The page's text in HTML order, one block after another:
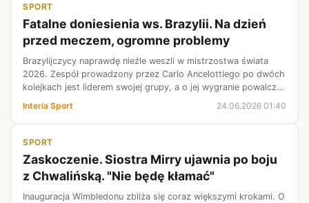
SPORT
Fatalne doniesienia ws. Brazylii. Na dzień
przed meczem, ogromne problemy
Brazylijczycy naprawdę nieźle weszli w mistrzostwa świata
2026. Zespół prowadzony przez Carlo Ancelottiego po dwóch
kolejkach jest liderem swojej grupy, a o jej wygranie powalczy
lotnisku przed...
Interia Sport 24.06.2026 01:40
SPORT
Zaskoczenie. Siostra Mirry ujawnia po boju
z Chwalińską. "Nie będę kłamać"
Inauguracja Wimbledonu zbliża się coraz większymi krokami. O